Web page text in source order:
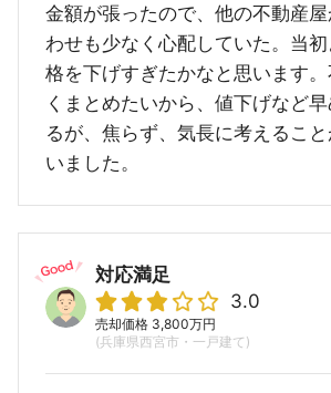
金額が張ったので、他の不動産
わせも少なく心配していた。当
格を下げすぎたかなと思います
くまとめたいから、値下げなど早
るが、焦らず、気長に考えるこ
いました。
対応満足
3.0
売却価格 3,800万円
(兵庫県西宮市・一戸建て)